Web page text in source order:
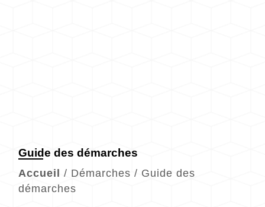
Guide des démarches
Accueil / Démarches / Guide des
démarches